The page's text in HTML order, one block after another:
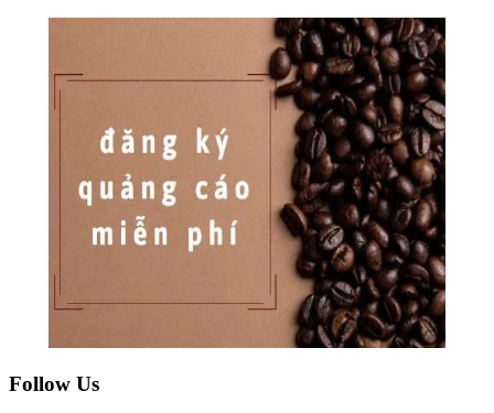
Follow Us